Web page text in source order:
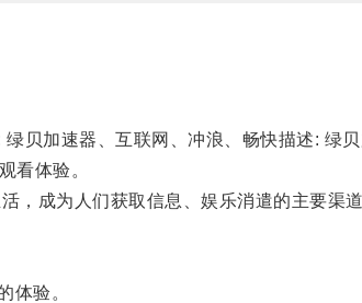
加速器、互联网、冲浪、畅快描述: 绿
看体验。
成为人们获取信息、娱乐消遣的主要渠道
验。